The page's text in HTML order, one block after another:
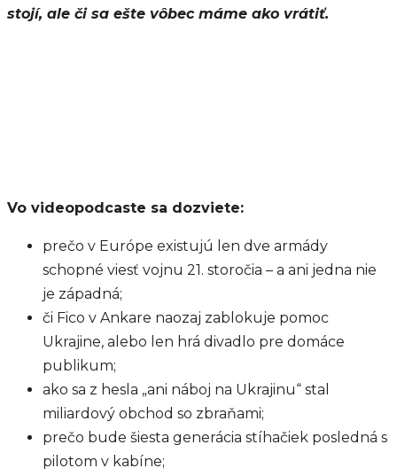
stojí, ale či sa ešte vôbec máme ako vrátiť.
Vo videopodcaste sa dozviete:
prečo v Európe existujú len dve armády
schopné viesť vojnu 21. storočia – a ani jedna nie
je západná;
či Fico v Ankare naozaj zablokuje pomoc
Ukrajine, alebo len hrá divadlo pre domáce
publikum;
ako sa z hesla „ani náboj na Ukrajinu“ stal
miliardový obchod so zbraňami;
prečo bude šiesta generácia stíhačiek posledná s
pilotom v kabíne;